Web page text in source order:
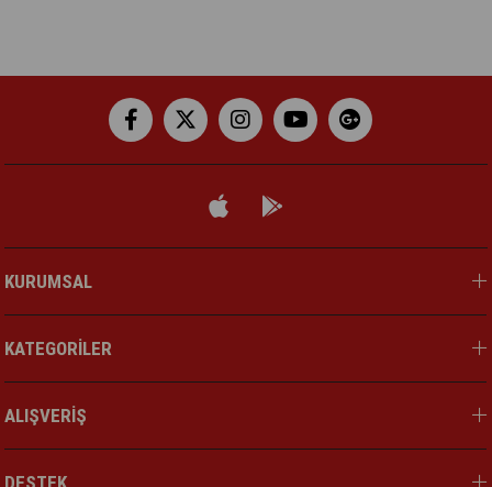
KURUMSAL
KATEGORİLER
ALIŞVERİŞ